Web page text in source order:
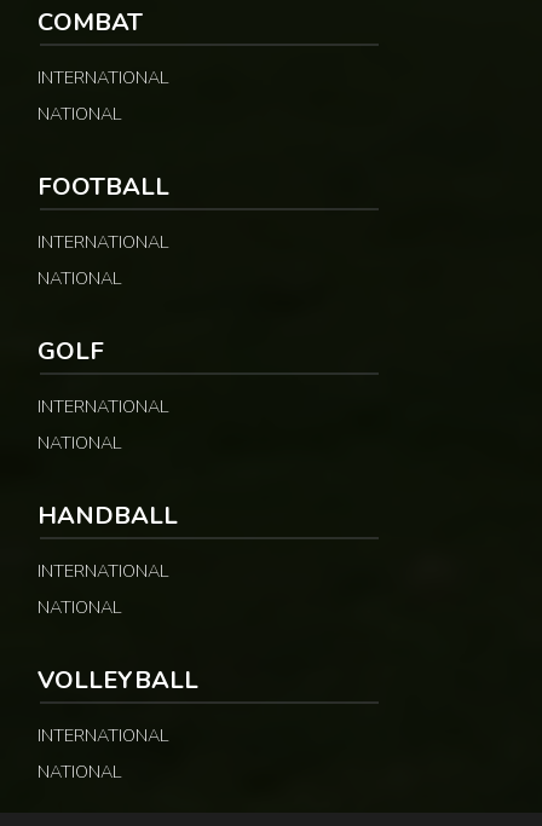
COMBAT
INTERNATIONAL
NATIONAL
FOOTBALL
INTERNATIONAL
NATIONAL
GOLF
INTERNATIONAL
NATIONAL
HANDBALL
INTERNATIONAL
NATIONAL
VOLLEYBALL
INTERNATIONAL
NATIONAL